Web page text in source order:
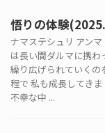
悟りの体験
ナマステシュリ アン
は長い間ダルマに携わ
繰り広げられていくの
程で 私も成長してき
不幸な中 ...